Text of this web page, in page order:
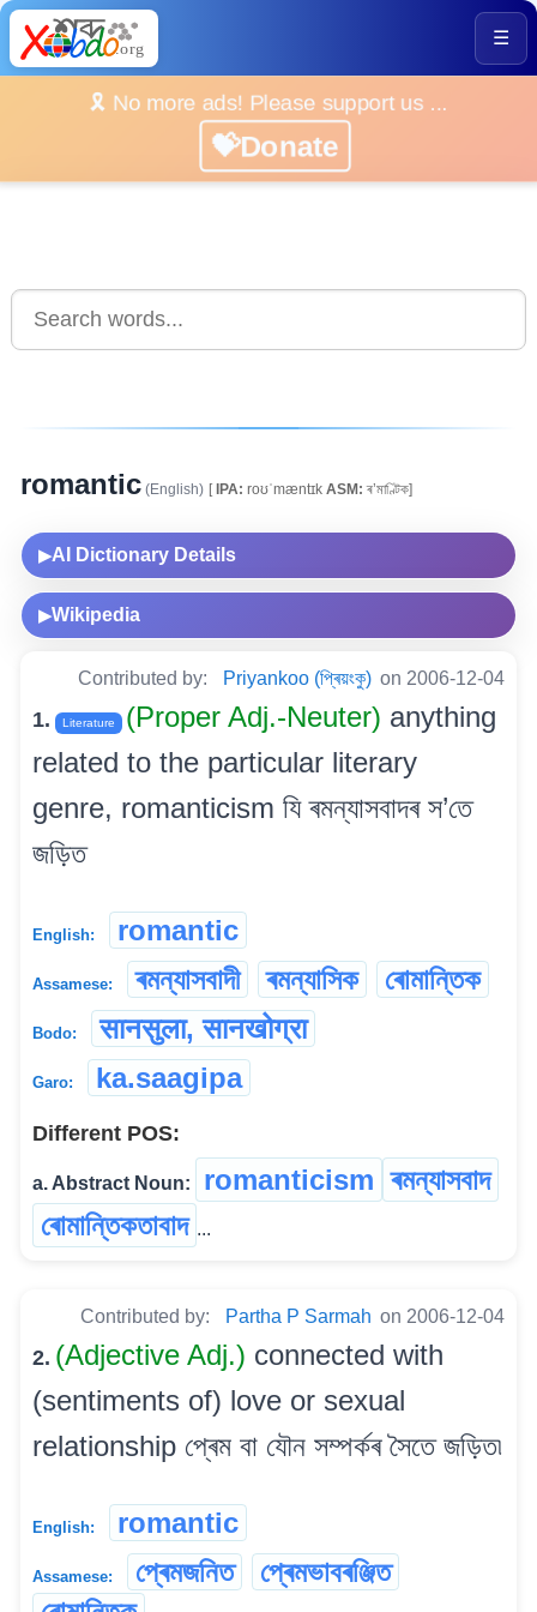
☰
🎗️ No more ads! Please support us ...
💝Donate
romantic (English) [IPA: roʊˈmæntɪk ASM: ৰ’মাণ্টিক]
▶AI Dictionary Details
▶Wikipedia
Contributed by: Priyankoo (প্ৰিয়ংকু) on 2006-12-04
1. Literature (Proper Adj.-Neuter) anything
related to the particular literary
genre, romanticism যি ৰমন্যাসবাদৰ স’তে
জড়িত
English: romantic
Assamese: ৰমন্যাসবাদী ৰমন্যাসিক ৰোমান্তিক
Bodo: सानसुला, सानखोग्रा
Garo: ka.saagipa
Different POS:
a. Abstract Noun: romanticism ৰমন্যাসবাদ
ৰোমান্তিকতাবাদ ...
Contributed by: Partha P Sarmah on 2006-12-04
2. (Adjective Adj.) connected with
(sentiments of) love or sexual
relationship প্ৰেম বা যৌন সম্পৰ্কৰ সৈতে জড়িত৷
English: romantic
Assamese: প্ৰেমজনিত
প্ৰেমভাবৰঞ্জিত